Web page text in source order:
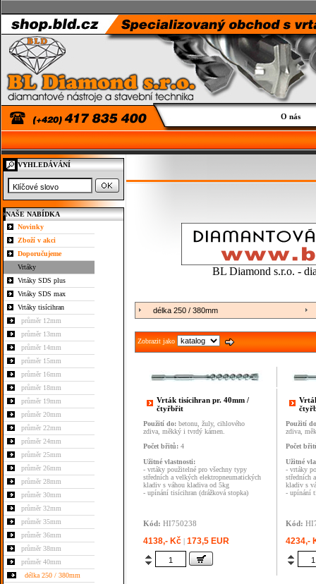
O nás
VYHLEDÁVÁNÍ
NAŠE NABÍDKA
Novinky
Zboží v akci
Doporučujeme
Vrtáky
Vrtáky SDS plus
Vrtáky SDS max
Vrtáky tisícihran
průměr 12mm
průměr 13mm
průměr 14mm
průměr 15mm
průměr 16mm
průměr 18mm
průměr 19mm
průměr 20mm
průměr 22mm
průměr 24mm
průměr 25mm
průměr 26mm
průměr 28mm
průměr 30mm
průměr 32mm
průměr 35mm
průměr 36mm
průměr 38mm
průměr 40mm
délka 250 / 380mm
BL Diamond s.r.o. -
délka 250 / 380mm
Zobrazit jako
Vrták tisícihran pr. 40mm /
čtyřbřit
Použití do: betonu, žuly, cihlového
zdiva, měkký i tvrdý kámen.
Počet břitů: 4
Užitné vlastnosti:
- vrtáky použitelné pro všechny typy
středních a velkých elektropneumatických
kladiv s váhou kladiva od 5kg
- upínání tisícihran (drážková stopka)
Kód: HI750238
4138,- Kč | 173,5 EUR
Použití
zdiva,
Počet
Užitné
- vrtáky
středních
kladiv s
- upínání
Kód:
4234,-